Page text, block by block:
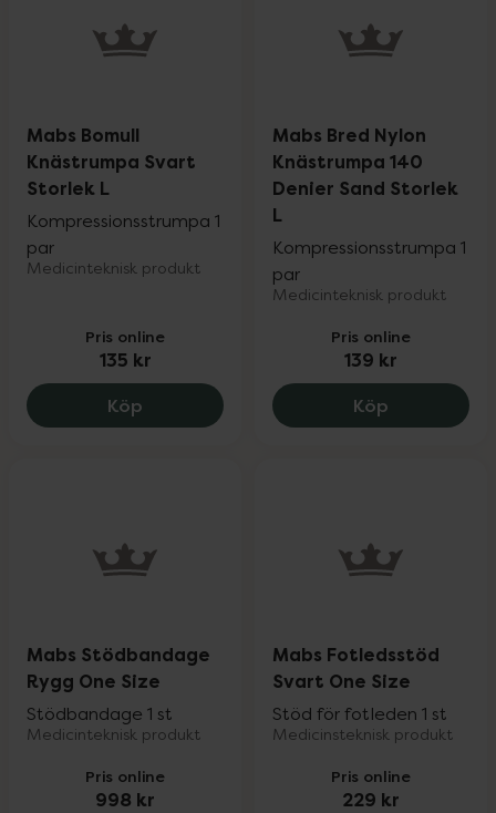
Mabs Bomull
Knästrumpa Svart
Storlek L
Kompressionsstrumpa 1
par
Medicinteknisk produkt
Pris online
135 kr
Köp Mabs Bomull Knästrumpa Svart Storlek
Mabs Bred Nylon
Knästrumpa 140
Denier Sand Storlek
L
Kompressionsstrumpa 1
par
Medicinteknisk produkt
Pris online
139 kr
Köp Mabs
Mabs Stödbandage
Rygg One Size
Stödbandage 1 st
Medicinteknisk produkt
Pris online
998 kr
Mabs Fotledsstöd
Svart One Size
Stöd för fotleden 1 st
Medicinsteknisk produkt
Pris online
229 kr